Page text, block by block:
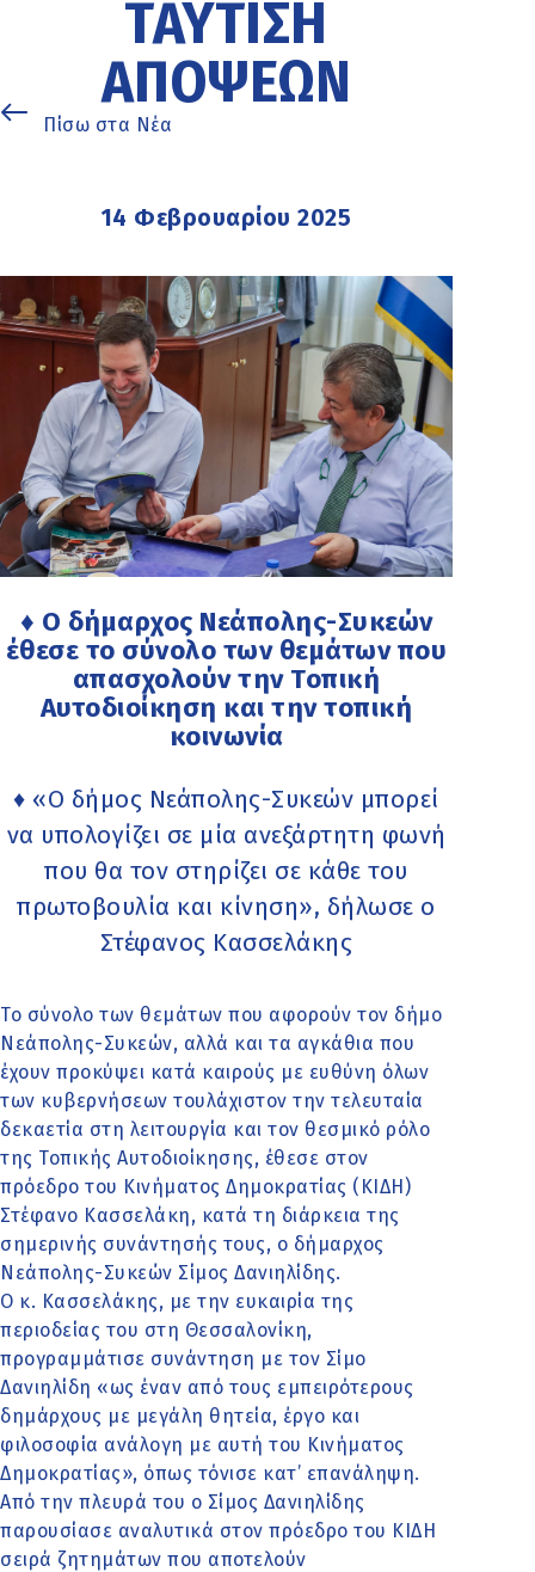
ΤΑΎΤΙΣΗ
ΑΠΌΨΕΩΝ
Πίσω στα Νέα
14 Φεβρουαρίου 2025
♦ Ο δήμαρχος Νεάπολης-Συκεών
έθεσε το σύνολο των θεμάτων που
απασχολούν την Τοπική
Αυτοδιοίκηση και την τοπική
κοινωνία
♦ «Ο δήμος Νεάπολης-Συκεών μπορεί
να υπολογίζει σε μία ανεξάρτητη φωνή
που θα τον στηρίζει σε κάθε του
πρωτοβουλία και κίνηση», δήλωσε ο
Στέφανος Κασσελάκης
Το σύνολο των θεμάτων που αφορούν τον δήμο
Νεάπολης-Συκεών, αλλά και τα αγκάθια που
έχουν προκύψει κατά καιρούς με ευθύνη όλων
των κυβερνήσεων τουλάχιστον την τελευταία
δεκαετία στη λειτουργία και τον θεσμικό ρόλο
της Τοπικής Αυτοδιοίκησης, έθεσε στον
πρόεδρο του Κινήματος Δημοκρατίας (ΚΙΔΗ)
Στέφανο Κασσελάκη, κατά τη διάρκεια της
σημερινής συνάντησής τους, ο δήμαρχος
Νεάπολης-Συκεών Σίμος Δανιηλίδης.
Ο κ. Κασσελάκης, με την ευκαιρία της
περιοδείας του στη Θεσσαλονίκη,
προγραμμάτισε συνάντηση με τον Σίμο
Δανιηλίδη «ως έναν από τους εμπειρότερους
δημάρχους με μεγάλη θητεία, έργο και
φιλοσοφία ανάλογη με αυτή του Κινήματος
Δημοκρατίας», όπως τόνισε κατ’ επανάληψη.
Από την πλευρά του ο Σίμος Δανιηλίδης
παρουσίασε αναλυτικά στον πρόεδρο του ΚΙΔΗ
σειρά ζητημάτων που αποτελούν